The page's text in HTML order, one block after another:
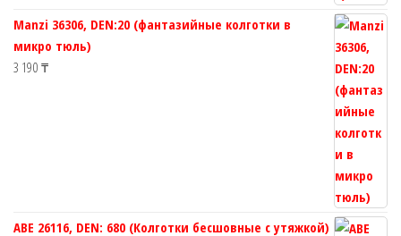
Manzi 36306, DEN:20 (фантазийные колготки в
микро тюль)
3 190 ₸
ABE 26116, DEN: 680 (Колготки бесшовные с утяжкой)